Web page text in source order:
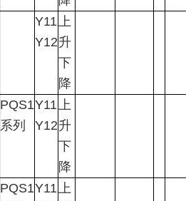
Y11
Y12
上
升
下
降
PQS1
系列
Y11
Y12
上
升
下
降
PQS1Y11上